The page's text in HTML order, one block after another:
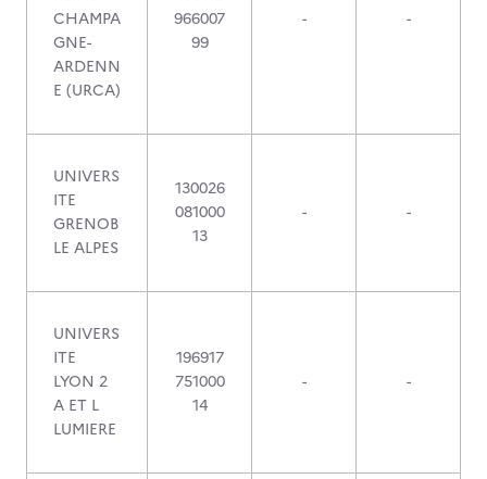
CHAMPA
GNE-
ARDENN
E (URCA)
966007
99
- -
UNIVERS
ITE
GRENOB
LE ALPES
130026
081000
13
- -
UNIVERS
ITE
LYON 2
A ET L
LUMIERE
196917
751000
14
- -